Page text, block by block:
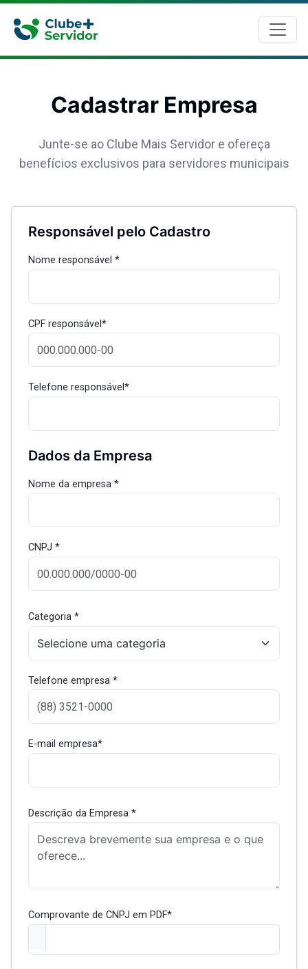
Cadastrar Empresa
Junte-se ao Clube Mais Servidor e ofereça
benefícios exclusivos para servidores municipais
Responsável pelo Cadastro
Nome responsável *
CPF responsável*
Telefone responsável*
Dados da Empresa
Nome da empresa *
CNPJ *
Categoria *
Telefone empresa *
E-mail empresa*
Descrição da Empresa *
Comprovante de CNPJ em PDF*